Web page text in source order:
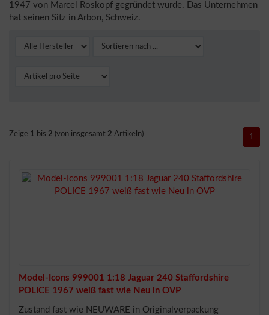
1947 von Marcel Roskopf gegründet wurde. Das Unternehmen
hat seinen Sitz in Arbon, Schweiz.
Zeige 1 bis 2 (von insgesamt 2 Artikeln) 1
Model-Icons 999001 1:18 Jaguar 240 Staffordshire
POLICE 1967 weiß fast wie Neu in OVP
Zustand fast wie NEUWARE in Originalverpackung